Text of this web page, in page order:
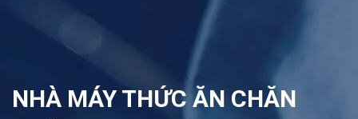
NHÀ MÁY THỨC ĂN CHĂN